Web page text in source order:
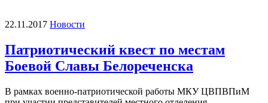
22.11.2017 Новости
Патриотический квест по местам
Боевой Славы Белореченска
В рамках военно-патриотической работы МКУ ЦВПВПиМ